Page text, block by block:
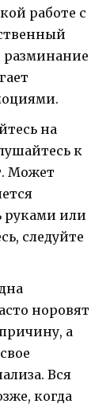
работе с
разминание
на
к
Может
руками или
следуйте
норовят
а
Вся
когда